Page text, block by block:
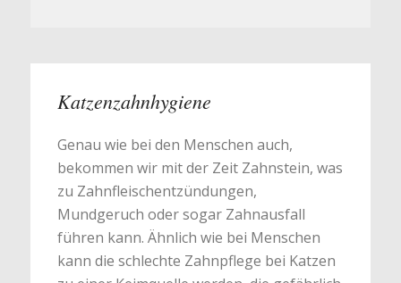
Katzenzahnhygiene
Genau wie bei den Menschen auch,
bekommen wir mit der Zeit Zahnstein, was
zu Zahnfleischentzündungen,
Mundgeruch oder sogar Zahnausfall
führen kann. Ähnlich wie bei Menschen
kann die schlechte Zahnpflege bei Katzen